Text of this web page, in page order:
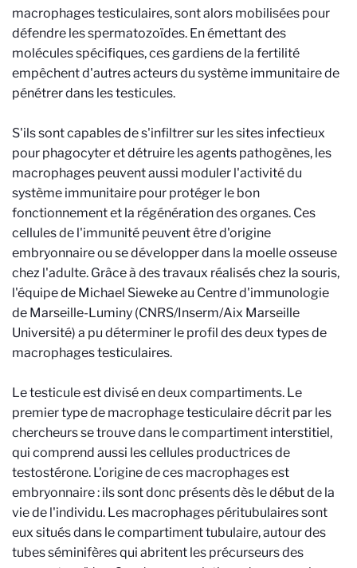
macrophages testiculaires, sont alors mobilisées pour
défendre les spermatozoïdes. En émettant des
molécules spécifiques, ces gardiens de la fertilité
empêchent d'autres acteurs du système immunitaire de
pénétrer dans les testicules.
S'ils sont capables de s'infiltrer sur les sites infectieux
pour phagocyter et détruire les agents pathogènes, les
macrophages peuvent aussi moduler l'activité du
système immunitaire pour protéger le bon
fonctionnement et la régénération des organes. Ces
cellules de l'immunité peuvent être d'origine
embryonnaire ou se développer dans la moelle osseuse
chez l'adulte. Grâce à des travaux réalisés chez la souris,
l'équipe de Michael Sieweke au Centre d'immunologie
de Marseille-Luminy (CNRS/Inserm/Aix Marseille
Université) a pu déterminer le profil des deux types de
macrophages testiculaires.
Le testicule est divisé en deux compartiments. Le
premier type de macrophage testiculaire décrit par les
chercheurs se trouve dans le compartiment interstitiel,
qui comprend aussi les cellules productrices de
testostérone. L'origine de ces macrophages est
embryonnaire : ils sont donc présents dès le début de la
vie de l'individu. Les macrophages péritubulaires sont
eux situés dans le compartiment tubulaire, autour des
tubes séminifères qui abritent les précurseurs des